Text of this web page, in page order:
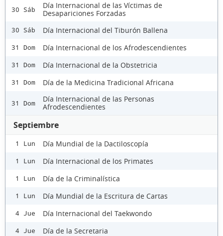
30 Sáb
Día Internacional de las Víctimas de
Desapariciones Forzadas
30 Sáb Día Internacional del Tiburón Ballena
31 Dom Día Internacional de los Afrodescendientes
31 Dom Día Internacional de la Obstetricia
31 Dom Día de la Medicina Tradicional Africana
31 Dom
Día Internacional de las Personas
Afrodescendientes
Septiembre
1 Lun Día Mundial de la Dactiloscopía
1 Lun Día Internacional de los Primates
1 Lun Día de la Criminalística
1 Lun Día Mundial de la Escritura de Cartas
4 Jue Día Internacional del Taekwondo
4 Jue Día de la Secretaria